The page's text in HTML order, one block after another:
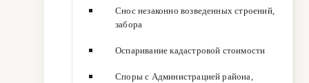
Снос незаконно возведенных строений,
забора
Оспаривание кадастровой стоимости
Споры с Администрацией района,